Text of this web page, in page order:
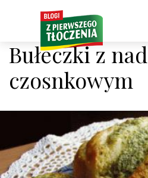
Bułeczki z
czosnkowym